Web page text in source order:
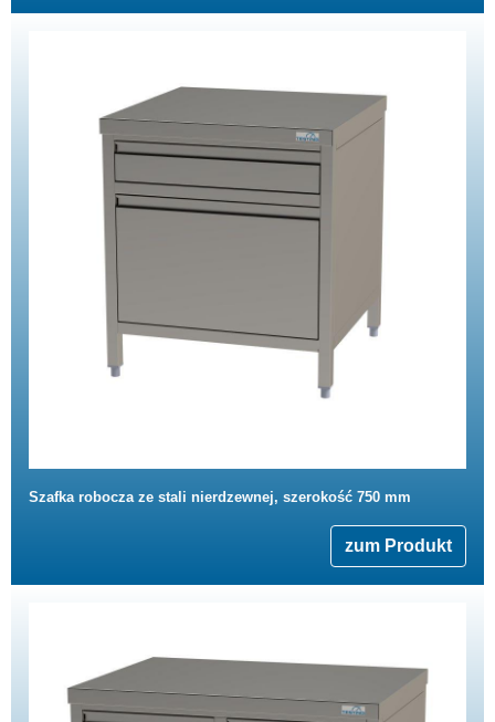
Szafka robocza ze stali nierdzewnej, szerokość 750 mm
zum Produkt